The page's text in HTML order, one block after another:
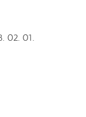
02. 01.